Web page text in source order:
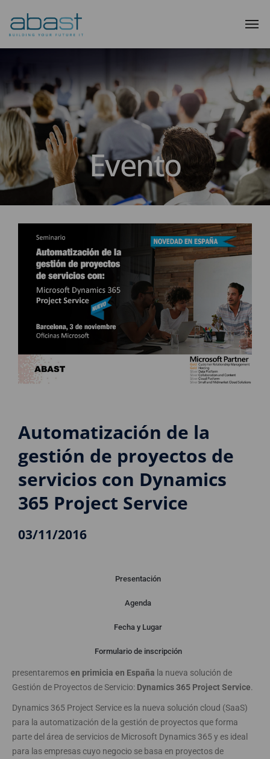
Evento
Automatización de la
gestión de proyectos de
servicios con Dynamics
365 Project Service
03/11/2016
Presentación
Agenda
Fecha y Lugar
Formulario de inscripción
ABAST y Microsoft le invitan a este seminario gratuito donde
presentaremosen primicia en España la nueva solución de
Gestión de Proyectos de Servicio: Dynamics 365 Project Service.
Dynamics 365 Project Service es la nueva solución cloud (SaaS)
para la automatización de la gestión de proyectos que forma
parte del área de servicios de Microsoft Dynamics 365 y es ideal
para las empresas cuyo negocio se basa en proyectos de